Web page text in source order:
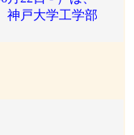
神戸大学工学部